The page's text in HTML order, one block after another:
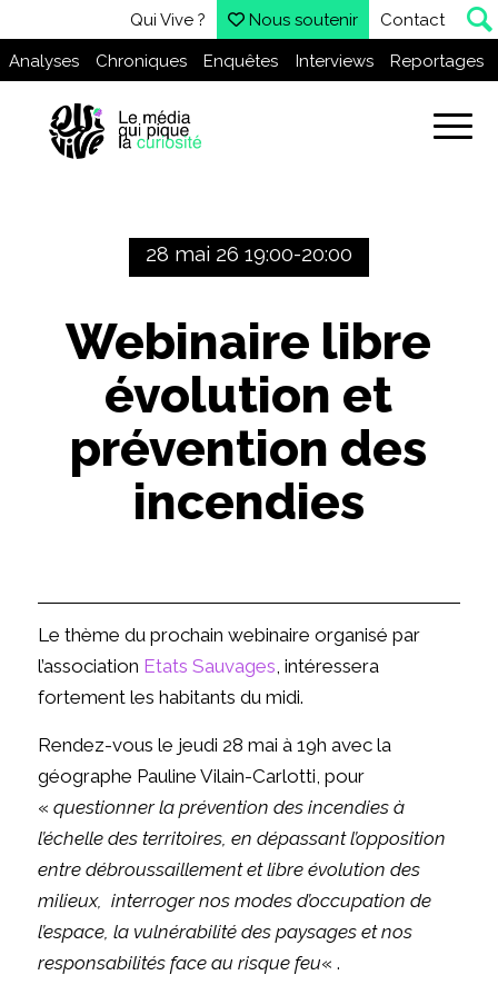
Qui Vive ? Nous soutenir Contact
Analyses Chroniques Enquêtes Interviews Reportages
28 mai 26 19:00-20:00
Webinaire libre
évolution et
prévention des
incendies
Le thème du prochain webinaire organisé par
l’association Etats Sauvages, intéressera
fortement les habitants du midi.
Rendez-vous le jeudi 28 mai à 19h avec la
géographe Pauline Vilain-Carlotti, pour
« questionner la prévention des incendies à
l’échelle des territoires, en dépassant l’opposition
entre débroussaillement et libre évolution des
milieux, interroger nos modes d’occupation de
l’espace, la vulnérabilité des paysages et nos
responsabilités face au risque feu« .